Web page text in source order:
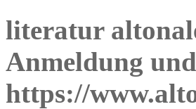
literatur
Anmeldung
https://